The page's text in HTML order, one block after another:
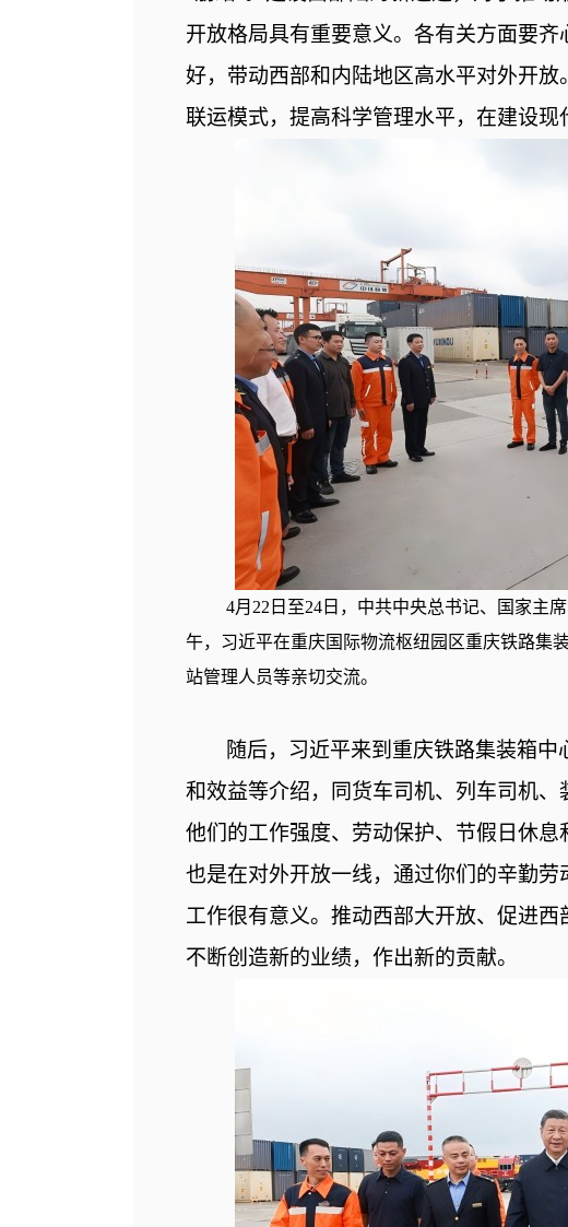
开放格局具有重要意义。各有关方面要
好，带动西部和内陆地区高水平对外开
联运模式，提高科学管理水平，在建设现
4月22日至24日，中共中央总书记、国家主
午，习近平在重庆国际物流枢纽园区重庆铁路集
站管理人员等亲切交流。
随后，习近平来到重庆铁路集装箱
和效益等介绍，同货车司机、列车司机
他们的工作强度、劳动保护、节假日休息
也是在对外开放一线，通过你们的辛勤
工作很有意义。推动西部大开放、促进西
不断创造新的业绩，作出新的贡献。